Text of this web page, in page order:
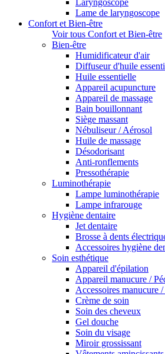
Laryngoscope
Lame de laryngoscope
Confort et Bien-être
Voir tous Confort et Bien-être
Bien-être
Humidificateur d'air
Diffuseur d'huile
Huile essentielle
Appareil acupuncture
Appareil de massage
Bain bouillonnant
Siège massant
Nébuliseur / Aérosol
Huile de massage
Désodorisant
Anti-ronflements
Pressothérapie
Luminothérapie
Lampe luminothérapie
Lampe infrarouge
Hygiène dentaire
Jet dentaire
Brosse à dents
Accessoires hygiène
Soin esthétique
Appareil d'épilation
Appareil manucure /
Accessoires manucure
Crème de soin
Soin des cheveux
Gel douche
Soin du visage
Miroir grossissant